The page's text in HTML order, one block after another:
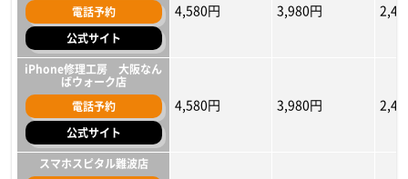
電話予約
公式サイト
4,580円 3,980円
iPhone修理工房 大阪なん
ばウォーク店
電話予約
公式サイト
4,580円 3,980円
スマホスピタル難波店